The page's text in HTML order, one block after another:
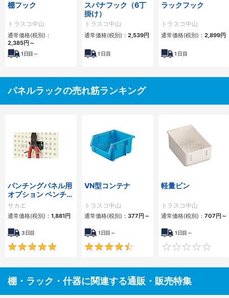
棚フック
トラスコ中山
通常価格(税別)：
2,385円 ～
1 日目～
スパナフック（6丁
掛け）
トラスコ中山
通常価格(税別)： 2,539円
1 日目
ラックフック
トラスコ中山
通常価格(税別)： 2,899円
1 日目
パネルラックの売れ筋ランキング
パンチングパネル用
オプション ペンチフ
ック
サカエ
通常価格(税別)： 1,881円
3日目
5
VN型コンテナ
トラスコ中山
通常価格(税別)： 377円 ～
1日目～
4.6
軽量ビン
トラスコ中山
通常価格(税別)： 707円 ～
1日目～
棚・ラック・什器に関連する通販・販売特集